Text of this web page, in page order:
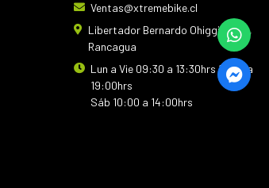
Ventas@xtremebike.cl
Libertador Bernardo Ohiggins 410,
Rancagua
Lun a Vie 09:30 a 13:30hrs 14:30 a
19:00hrs
Sáb 10:00 a 14:00hrs